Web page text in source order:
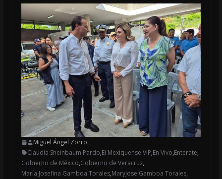
Miguel Ángel Zorro
Claudia Sheinbaum Pardo,El Mexiquense VIP,En Vivo,Entérate,
Gobierno de México,Gobierno de Veracruz,
María Josefina Gamboa Torales,MaryJose Gamboa Torales,